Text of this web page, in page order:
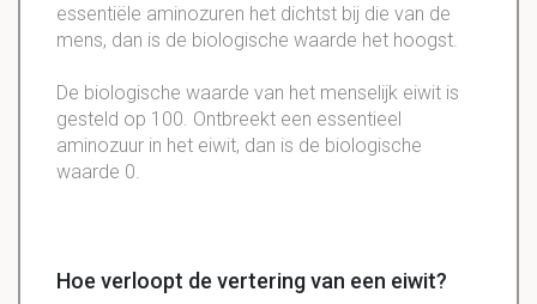
essentiële aminozuren het dichtst bij die van de
mens, dan is de biologische waarde het hoogst.
De biologische waarde van het menselijk eiwit is
gesteld op 100. Ontbreekt een essentieel
aminozuur in het eiwit, dan is de biologische
waarde 0.
Hoe verloopt de vertering van een eiwit?